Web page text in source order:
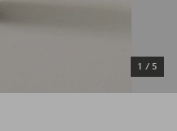
1 / 5